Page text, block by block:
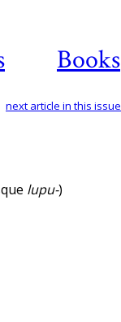
Books
next article in this issue
lupu-)